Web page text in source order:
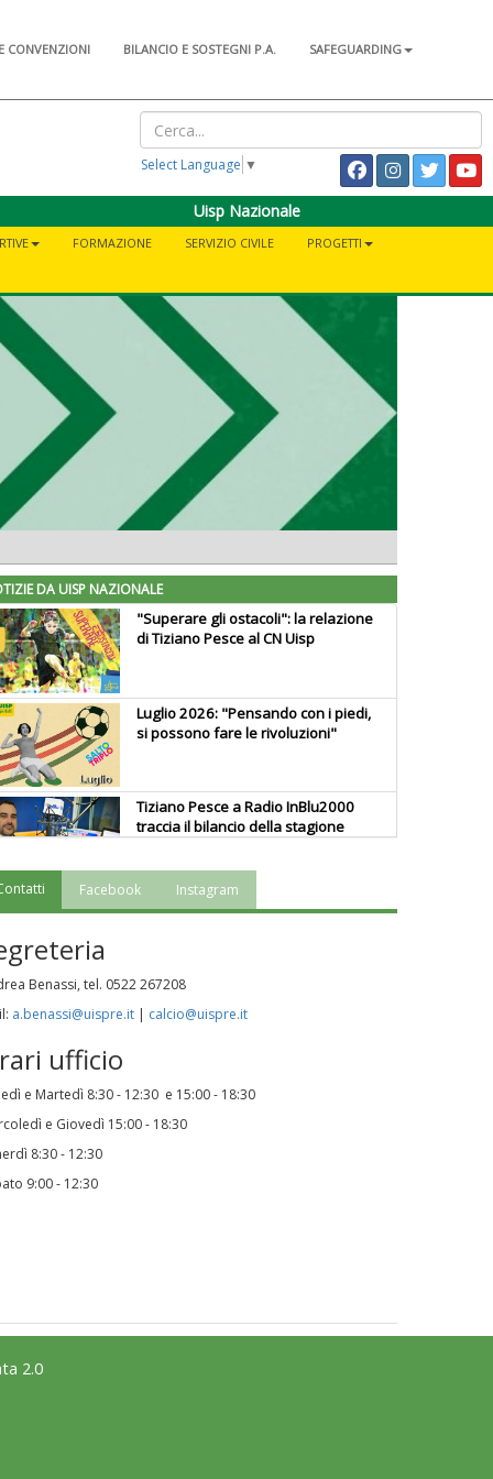
CONVENZIONI BILANCIO E SOSTEGNI P.A.
SAFEGUARDING
Select Language ▼
Uisp Nazionale
FORMAZIONE SERVIZIO CIVILE
PROGETTI
DA UISP NAZIONALE
"Superare gli ostacoli": la relazione
di Tiziano Pesce al CN Uisp
Luglio 2026: "Pensando con i piedi,
si possono fare le rivoluzioni"
Tiziano Pesce a Radio InBlu2000
traccia il bilancio della stagione
Ddl Lobby, Uisp: “Il Parlamento
La formazione Uisp rallenta ma
prosegue anche in estate
Tiziano Pesce nel Cda di
a Roma
Facebook Instagram
Benassi, tel. 0522 267208
a.benassi@uispre.it | calcio@uispre.it
ufficio
e Martedì 8:30 - 12:30 e 15:00 - 18:30
e Giovedì 15:00 - 18:30
8:30 - 12:30
9:00 - 12:30
2.0